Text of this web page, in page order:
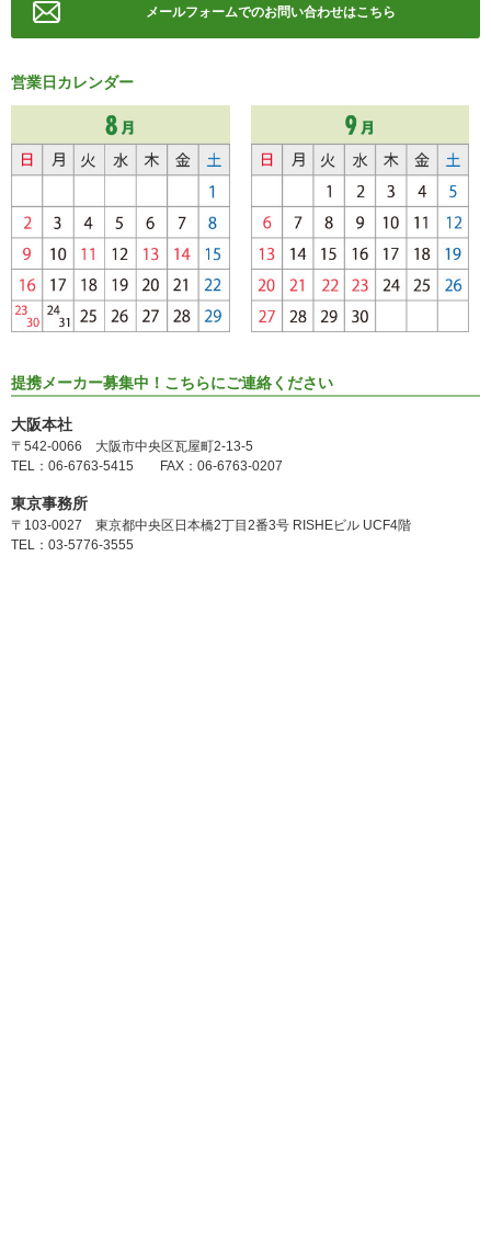
メールフォームでのお問い合わせはこちら
営業日カレンダー
提携メーカー募集中！こちらにご連絡ください
大阪本社
〒542-0066 大阪市中央区瓦屋町2-13-5
TEL：06-6763-5415 FAX：06-6763-0207
東京事務所
〒103-0027 東京都中央区日本橋2丁目2番3号 RISHEビル UCF4階
TEL：03-5776-3555